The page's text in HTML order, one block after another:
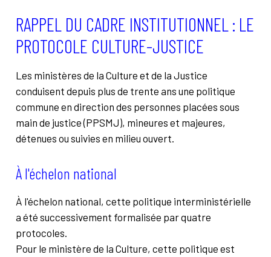
RAPPEL DU CADRE INSTITUTIONNEL : LE
PROTOCOLE CULTURE-JUSTICE
Les ministères de la Culture et de la Justice
conduisent depuis plus de trente ans une politique
commune en direction des personnes placées sous
main de justice (PPSMJ), mineures et majeures,
détenues ou suivies en milieu ouvert.
À l'échelon national
À l'échelon national, cette politique interministérielle
a été successivement formalisée par quatre
protocoles.
Pour le ministère de la Culture, cette politique est